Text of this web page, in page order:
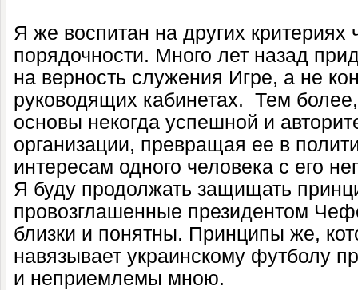
Я же воспитан на других критериях
порядочности. Много лет назад
на верность служения Игре, а не
руководящих кабинетах. Тем
основы некогда успешной и
организации, превращая ее в
интересам одного человека с его
Я буду продолжать защищать
провозглашенные президентом
близки и понятны. Принципы же,
навязывает украинскому футболу
и неприемлемы мною.